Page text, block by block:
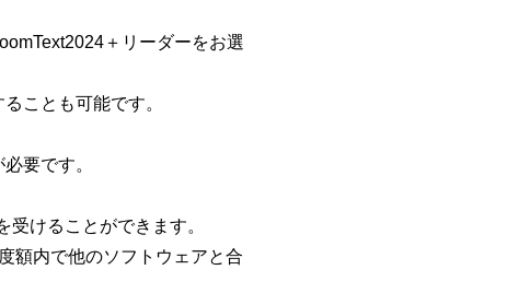
＋リーダーをお選
ことも可能です。
要です。
けることができます。
額内で他のソフトウェアと合